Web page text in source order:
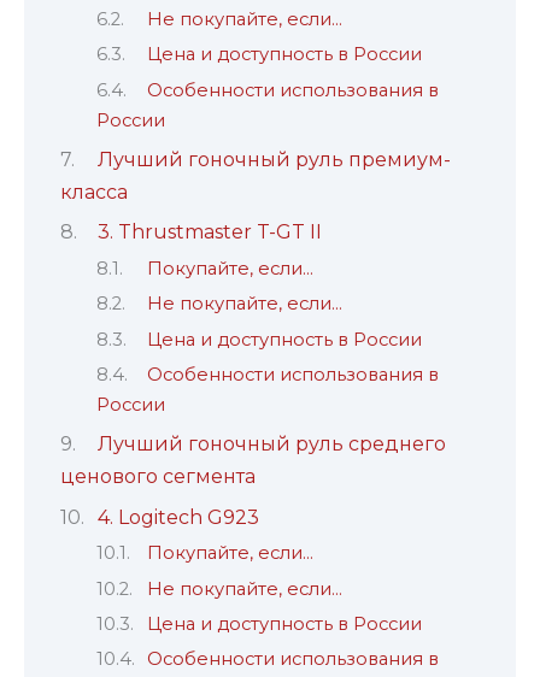
Не покупайте, если…
Цена и доступность в России
Особенности использования в
России
Лучший гоночный руль премиум-
класса
3. Thrustmaster T-GT II
Покупайте, если…
Не покупайте, если…
Цена и доступность в России
Особенности использования в
России
Лучший гоночный руль среднего
ценового сегмента
4. Logitech G923
Покупайте, если…
Не покупайте, если…
Цена и доступность в России
Особенности использования в